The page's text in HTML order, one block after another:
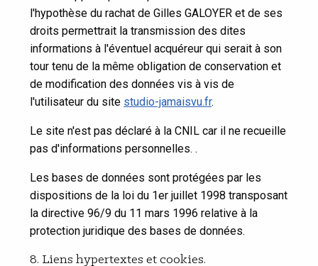
l'hypothèse du rachat de Gilles GALOYER et de ses
droits permettrait la transmission des dites
informations à l'éventuel acquéreur qui serait à son
tour tenu de la même obligation de conservation et
de modification des données vis à vis de
l'utilisateur du site studio-jamaisvu.fr.
Le site n'est pas déclaré à la CNIL car il ne recueille
pas d'informations personnelles. .
Les bases de données sont protégées par les
dispositions de la loi du 1er juillet 1998 transposant
la directive 96/9 du 11 mars 1996 relative à la
protection juridique des bases de données.
8. Liens hypertextes et cookies.